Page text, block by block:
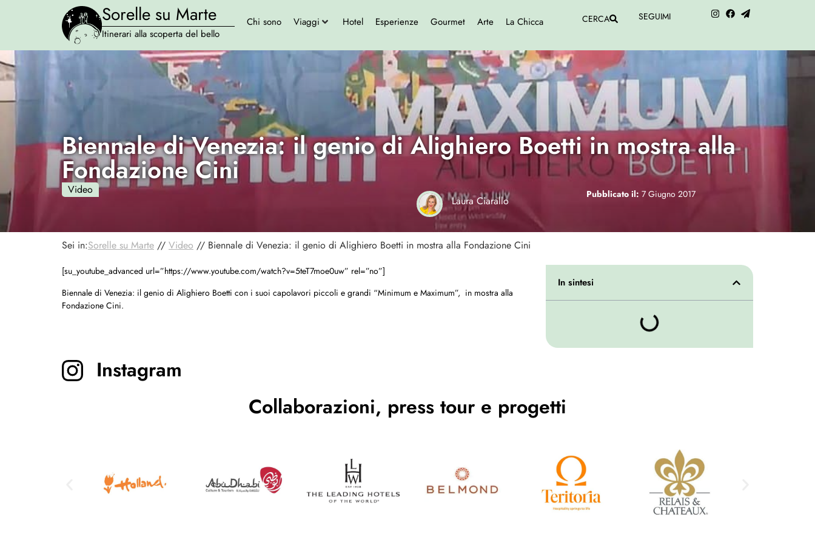
Sorelle su Marte
Itinerari alla scoperta del bello
Chi sono Viaggi Hotel Esperienze Gourmet Arte La Chicca CERCA SEGUIMI
Biennale di Venezia: il genio di Alighiero Boetti in mostra alla
Fondazione Cini
Video
Laura Ciarallo
Pubblicato il: 7 Giugno 2017
Sei in:Sorelle su Marte // Video // Biennale di Venezia: il genio di Alighiero Boetti in mostra alla Fondazione Cini
[su_youtube_advanced url=”https://www.youtube.com/watch?v=5teT7moe0uw” rel=”no”]
Biennale di Venezia: il genio di Alighiero Boetti con i suoi capolavori piccoli e grandi “Minimum e Maximum”, in mostra alla
Fondazione Cini.
In sintesi
Instagram
Collaborazioni, press tour e progetti